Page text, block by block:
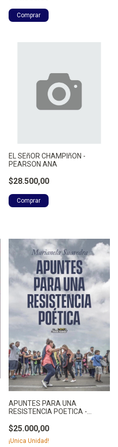
EL SEñOR CHAMPIñON -
PEARSON ANA
$28.500,00
APUNTES PARA UNA
RESISTENCIA POETICA -
$25.000,00
¡Unica Unidad!